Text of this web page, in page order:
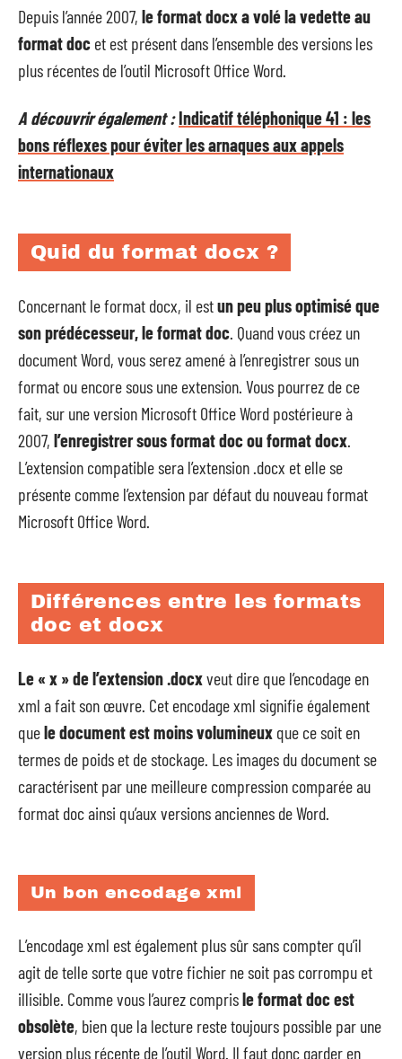
Depuis l’année 2007, le format docx a volé la vedette au
format doc et est présent dans l’ensemble des versions les
plus récentes de l’outil Microsoft Office Word.
A découvrir également :Indicatif téléphonique 41 : les
bons réflexes pour éviter les arnaques aux appels
internationaux
Quid du format docx ?
Concernant le format docx, il estun peu plus optimisé que
son prédécesseur, le format doc . Quand vous créez un
document Word, vous serez amené à l’enregistrer sous un
format ou encore sous une extension. Vous pourrez de ce
fait, sur une version Microsoft Office Word postérieure à
2007, l’enregistrer sous format doc ou format docx
L’extension compatible sera l’extension .docx et elle se
présente comme l’extension par défaut du nouveau format
Microsoft Office Word.
Différences entre les formats
doc et docx
Le « x » de l’extension .docxveut dire que l’encodage en
xml a fait son œuvre. Cet encodage xml signifie également
quele document est moins volumineux que ce soit en
termes de poids et de stockage. Les images du document se
caractérisent par une meilleure compression comparée au
format doc ainsi qu’aux versions anciennes de Word.
Un bon encodage xml
L’encodage xml est également plus sûr sans compter qu’il
agit de telle sorte que votre fichier ne soit pas corrompu et
illisible. Comme vous l’aurez comprisle format doc est
obsolète, bien que la lecture reste toujours possible par une
version plus récente de l’outil Word. Il faut donc garder en